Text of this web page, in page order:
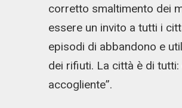
corretto smaltimento dei
essere un invito a tutti i
episodi di abbandono e
dei rifiuti. La città è di
accogliente”.